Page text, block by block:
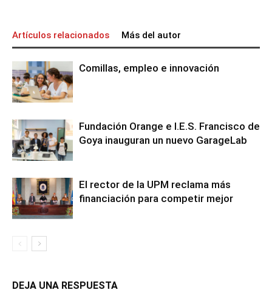
Artículos relacionados Más del autor
Comillas, empleo e innovación
Fundación Orange e I.E.S. Francisco de
Goya inauguran un nuevo GarageLab
El rector de la UPM reclama más
financiación para competir mejor
DEJA UNA RESPUESTA